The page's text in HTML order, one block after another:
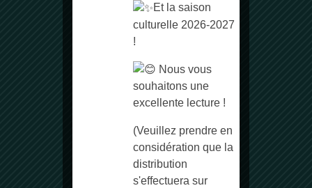
Communauté de Communes
4 rue du Colonel Arnaud Beltrame
14210 Évrecy
Normandie
Téléphone :02 31 73 11 98
Horaires d’ouverture
Et la saison
culturelle 2026-2027
!
Nous vous
souhaitons une
excellente lecture !
(Veuillez prendre en
considération que la
distribution
s'effectuera sur